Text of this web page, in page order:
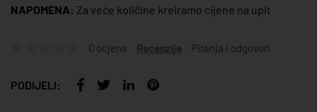
NAPOMENA: Za veće količine kreiramo cijene na upit
0 ocjena Recenzije Pitanja i odgovori
PODIJELI: